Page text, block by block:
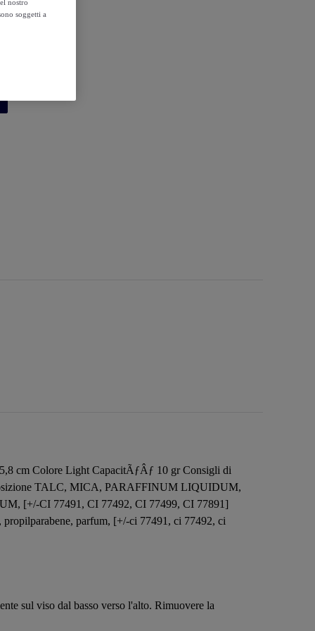
cm Colore Light CapacitÃƒÂƒ 10 gr Consigli di
TALC, MICA, PARAFFINUM LIQUIDUM,
[+/-CI 77491, CI 77492, CI 77499, CI 77891]
propilparabene, parfum, [+/-ci 77491, ci 77492, ci
sul viso dal basso verso l'alto. Rimuovere la
nostro
soggetti a